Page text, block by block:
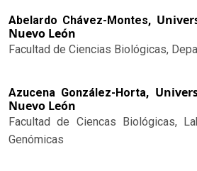
Abelardo Chávez-Montes,
Nuevo León
Facultad de Ciencias Biológicas,
Azucena González-Horta,
Nuevo León
Facultad de Ciencas Biológicas,
Genómicas